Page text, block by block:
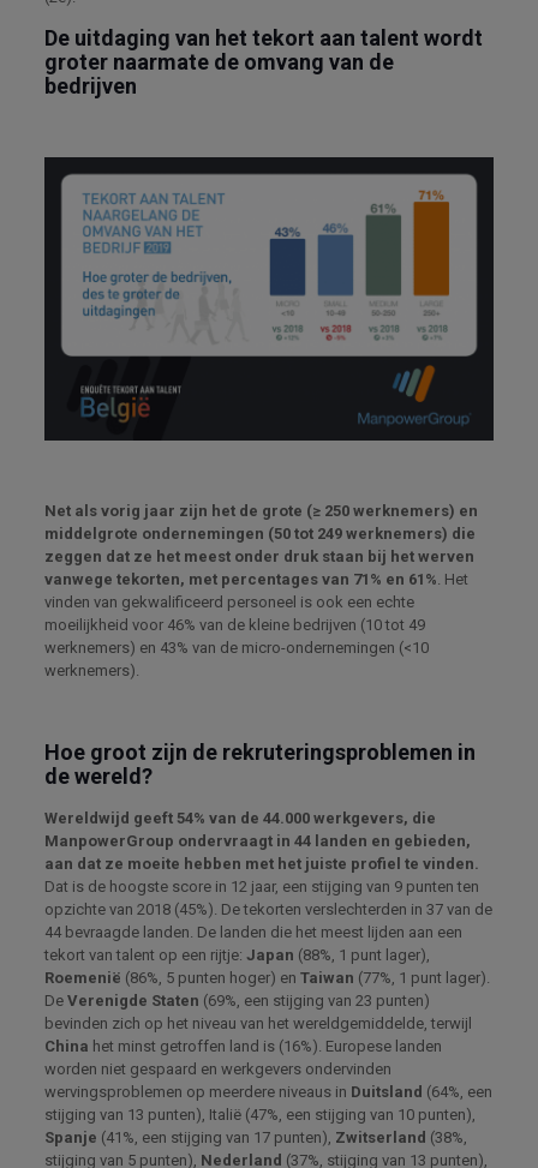
De uitdaging van het tekort aan talent wordt
groter naarmate de omvang van de
bedrijven
Net als vorig jaar zijn het de grote (≥ 250 werknemers) en
middelgrote ondernemingen (50 tot 249 werknemers) die
zeggen dat ze het meest onder druk staan ​​bij het werven
vanwege tekorten, met percentages van 71% en 61%. Het
vinden van gekwalificeerd personeel is ook een echte
moeilijkheid voor 46% van de kleine bedrijven (10 tot 49
werknemers) en 43% van de micro-ondernemingen (<10
werknemers).
Hoe groot zijn de rekruteringsproblemen in
de wereld?
Wereldwijd geeft 54% van de 44.000 werkgevers, die
ManpowerGroup ondervraagt ​​in 44 landen en gebieden,
aan dat ze moeite hebben met het juiste profiel te vinden.
Dat is de hoogste score in 12 jaar, een stijging van 9 punten ten
opzichte van 2018 (45%). De tekorten verslechterden in 37 van de
44 bevraagde landen. De landen die het meest lijden aan een
tekort van talent op een rijtje:Japan (88%, 1 punt lager),
Roemenië (86%, 5 punten hoger) enTaiwan (77%, 1 punt lager).
DeVerenigde Staten (69%, een stijging van 23 punten)
bevinden zich op het niveau van het wereldgemiddelde, terwijl
China het minst getroffen land is (16%). Europese landen
worden niet gespaard en werkgevers ondervinden
wervingsproblemen op meerdere niveaus in Duitsland (64%, een
stijging van 13 punten), Italië (47%, een stijging van 10 punten),
Spanje (41%, een stijging van 17 punten), Zwitserland (38%,
stijging van 5 punten), Nederland (37%, stijging van 13 punten),